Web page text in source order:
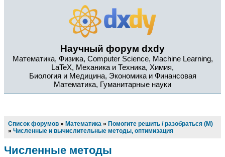
Научный форум dxdy
Математика, Физика, Computer Science, Machine Learning,
LaTeX, Механика и Техника, Химия,
Биология и Медицина, Экономика и Финансовая
Математика, Гуманитарные науки
Список форумов » Математика » Помогите решить / разобраться (М)
» Численные и вычислительные методы, оптимизация
Численные методы